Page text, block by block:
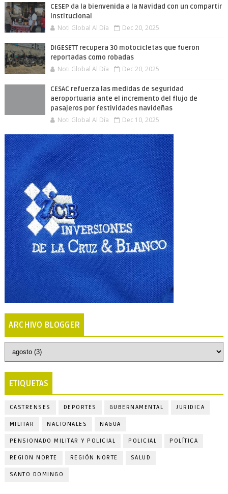
CESEP da la bienvenida a la Navidad con un compartir
institucional
Noti Global Al Día Dec 20, 2025
DIGESETT recupera 30 motocicletas que fueron
reportadas como robadas
Noti Global Al Día Dec 20, 2025
CESAC refuerza las medidas de seguridad
aeroportuaria ante el incremento del flujo de
pasajeros por festividades navideñas
Noti Global Al Día Dec 10, 2025
ARCHIVO BLOGGER
ETIQUETAS
CASTRENSES DEPORTES GUBERNAMENTAL JURIDICA
MILITAR NACIONALES NAGUA
PENSIONADO MILITAR Y POLICIAL POLICIAL POLÍTICA
REGION NORTE REGIÓN NORTE SALUD
SANTO DOMINGO